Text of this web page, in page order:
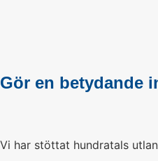
Gör en betydande
Vi har stöttat hundratals